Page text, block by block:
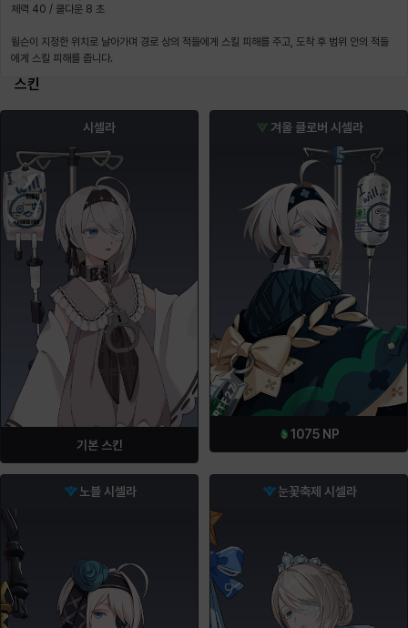
체력 40 / 쿨다운 8 초
윌슨이 지정한 위치로 날아가며 경로 상의 적들에게 스킬 피해를 주고, 도착 후 범위 안의 적들
에게 스킬 피해를 줍니다.
스킨
시셀라
기본 스킨
겨울 클로버 시셀라
1075 NP
노블 시셀라 눈꽃축제 시셀라